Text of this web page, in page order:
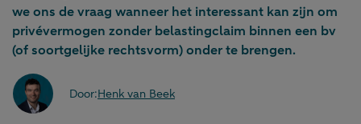
we ons de vraag wanneer het interessant kan zijn om
privévermogen zonder belastingclaim binnen een bv
(of soortgelijke rechtsvorm) onder te brengen.
Door:Henk van Beek